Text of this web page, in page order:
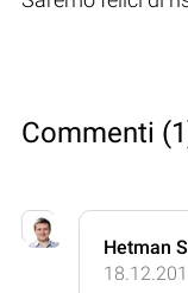
Commenti
Hetman